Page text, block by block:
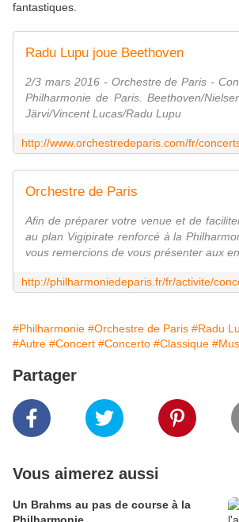
fantastiques.
Radu Lupu joue Beethoven
2/3 mars 2016 - Orchestre de Paris -
Philharmonie de Paris. Beethoven/
Järvi/Vincent Lucas/Radu Lupu
Orchestre de Paris
Afin de préparer votre venue et de
au plan Vigipirate renforcé à la
vous remercions de vous présenter aux
#Philharmonie #Orchestre de Paris #Radu
#Autre #Concert #Concerto #Classique
Partager
Vous aimerez aussi
Un Brahms au pas de course à la